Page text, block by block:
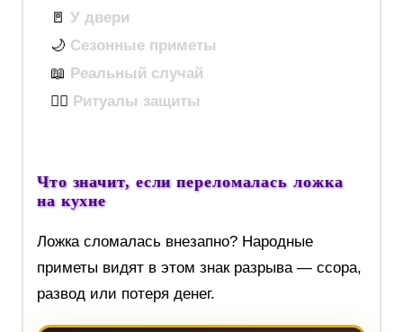
🚪 У двери
🌙 Сезонные приметы
📖 Реальный случай
🧙‍♀️ Ритуалы защиты
Что значит, если переломалась ложка
на кухне
Ложка сломалась внезапно? Народные
приметы видят в этом знак разрыва — ссора,
развод или потеря денег.